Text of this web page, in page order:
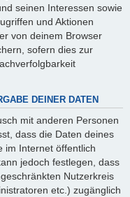
seinen Interessen sowie
und Aktionen
von deinem Browser
sofern dies zur
DEINER DATEN
mit anderen Personen
dass die Daten deines
im Internet öffentlich
jedoch festlegen, dass
Nutzerkreis
etc.) zugänglich